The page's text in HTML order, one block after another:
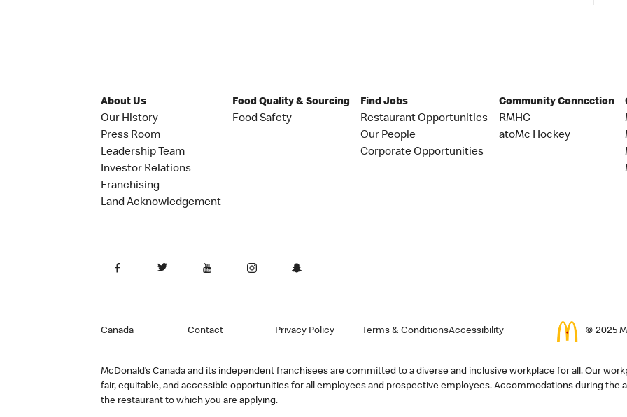
About Us
Our History
Press Room
Leadership Team
Investor Relations
Franchising
Land Acknowledgement
Food Quality & Sourcing
Food Safety
Find Jobs
Restaurant Opportunities
Our People
Corporate Opportunities
Community Connection
RMHC
atoMc Hockey
Canada Contact Privacy Policy Terms & ConditionsAccessibility © 2025
McDonald’s Canada and its independent franchisees are committed to a diverse and inclusive workplace for all. Our
fair, equitable, and accessible opportunities for all employees and prospective employees. Accommodations during the
the restaurant to which you are applying.